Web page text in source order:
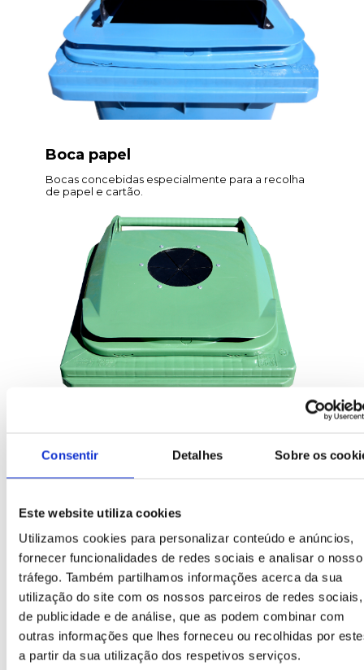
Consentir Detalhes Sobre os
Este website utiliza cookies
Utilizamos cookies para personalizar conteúdo e anúncios,
fornecer funcionalidades de redes sociais e analisar o nosso
tráfego. Também partilhamos informações acerca da sua
utilização do site com os nossos parceiros de redes sociais,
de publicidade e de análise, que as podem combinar com
outras informações que lhes forneceu ou recolhidas por
a partir da sua utilização dos respetivos serviços.
Boca papel
Bocas concebidas especialmente para a recolha
de papel e cartão.
Bocas circulares concebidas especialmente para a
recolha de vidro.